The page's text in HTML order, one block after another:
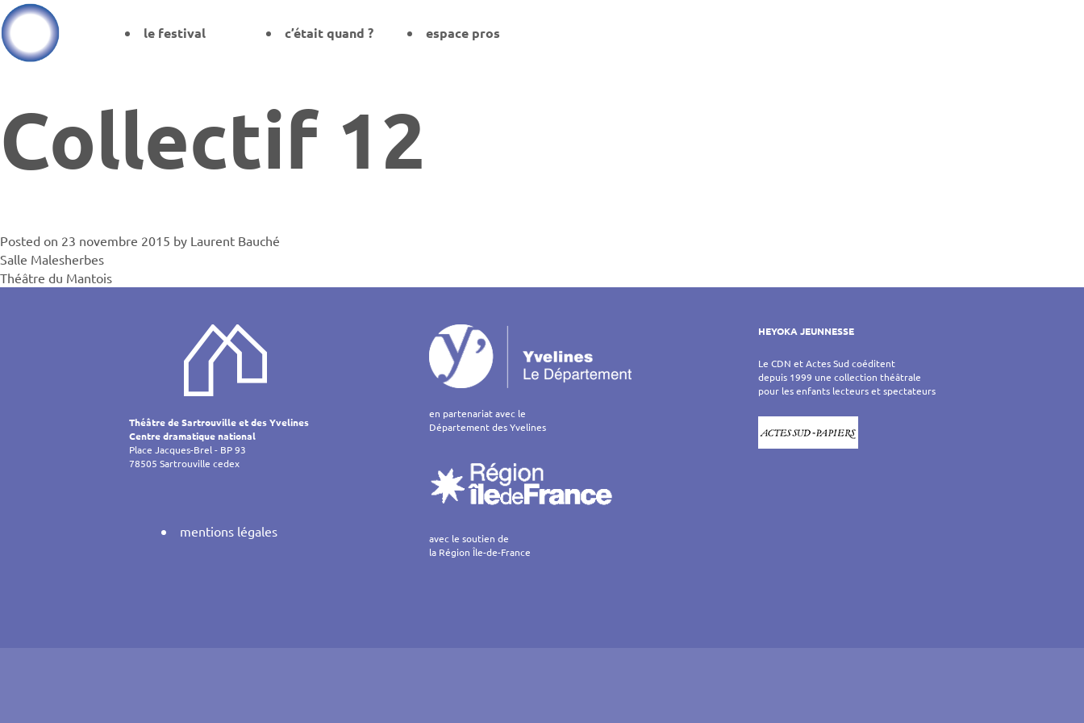
le festival c’était quand ? espace pros
Collectif 12
Posted on 23 novembre 2015 by Laurent Bauché
Navigation
l’article
Salle Malesherbes
Théâtre du Mantois
Théâtre de Sartrouville et des Yvelines
Centre dramatique national
Place Jacques-Brel - BP 93
78505 Sartrouville cedex
mentions légales
en partenariat avec le
Département des Yvelines
avec le soutien de
la Région Île-de-France
HEYOKA JEUNNESSE
Le CDN et Actes Sud coéditent
depuis 1999 une collection théâtrale
pour les enfants lecteurs et spectateurs